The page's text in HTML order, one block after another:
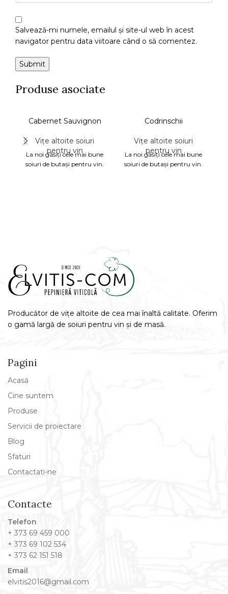
Salvează-mi numele, emailul și site-ul web în acest
navigator pentru data viitoare când o să comentez.
Produse asociate
Cabernet Sauvignon
Vițe altoite soiuri
pentru vin
La noi găsiți cele mai bune
soiuri de butași pentru vin.
Codrinschii
Vițe altoite soiuri
pentru vin
La noi găsiți cele mai bune
soiuri de butași pentru vin.
Producător de vițe altoite de cea mai înaltă calitate. Oferim
o gamă largă de soiuri pentru vin și de masă.
Pagini
Acasă
Cine suntem
Produse
Servicii de proiectare
Blog
Sfaturi
Contactati-ne
Contacte
Telefon
+ 373 69 459 000
+ 373 69 102 534
+ 373 62 151 518
Email
elvitis2016@gmail.com